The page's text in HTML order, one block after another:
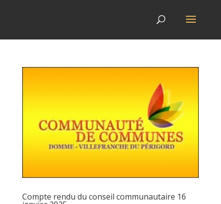
Compte rendu du conseil communautaire 16